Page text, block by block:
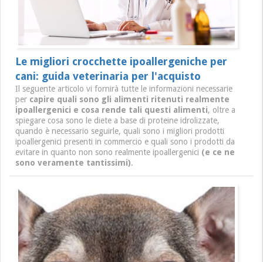
Le migliori crocchette ipoallergeniche per
cani: guida veterinaria per l'acquisto
Il seguente articolo vi fornirà tutte le informazioni necessarie
per capire quali sono gli alimenti ritenuti realmente
ipoallergenici e cosa rende tali questi alimenti, oltre a
spiegare cosa sono le diete a base di proteine idrolizzate,
quando è necessario seguirle, quali sono i migliori prodotti
ipoallergenici presenti in commercio e quali sono i prodotti da
evitare in quanto non sono realmente ipoallergenici (e ce ne
sono veramente tantissimi).